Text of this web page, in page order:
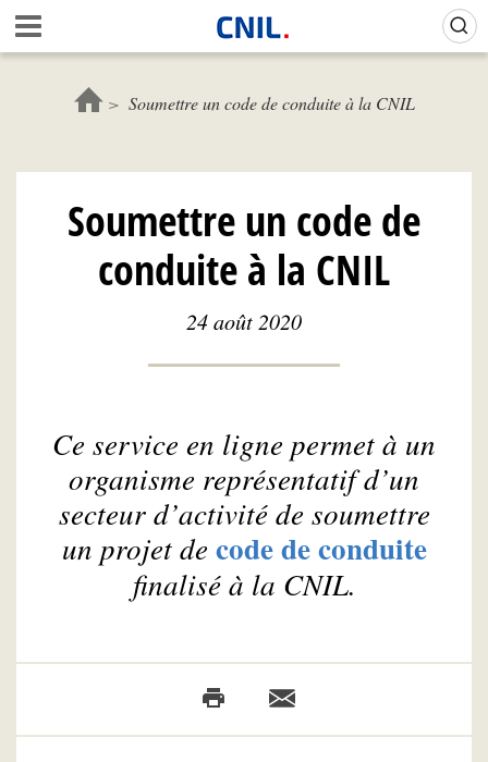
Aller
au
contenu
c
u
l
C
N
I
L
Soumettre un code de conduite à la CNIL
Soumettre un code de
conduite à la CNIL
24 août 2020
Ce service en ligne permet à un
organisme représentatif d’un
secteur d’activité de soumettre
un projet de code de conduite
finalisé à la CNIL.
Gestion de vos préférences sur les cookies (témoins de connexion)